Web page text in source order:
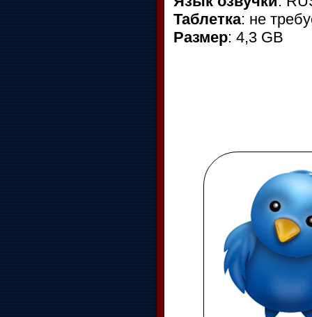
Таблетка: не
Размер: 4,3 GB